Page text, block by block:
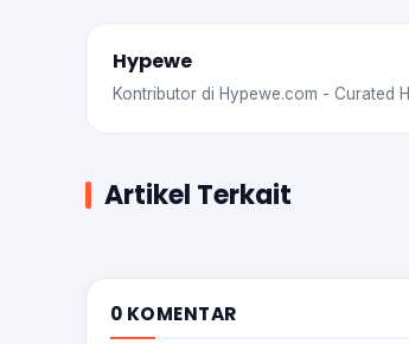
Hypewe
Kontributor di Hypewe.com - Curated
Artikel Terkait
0 KOMENTAR